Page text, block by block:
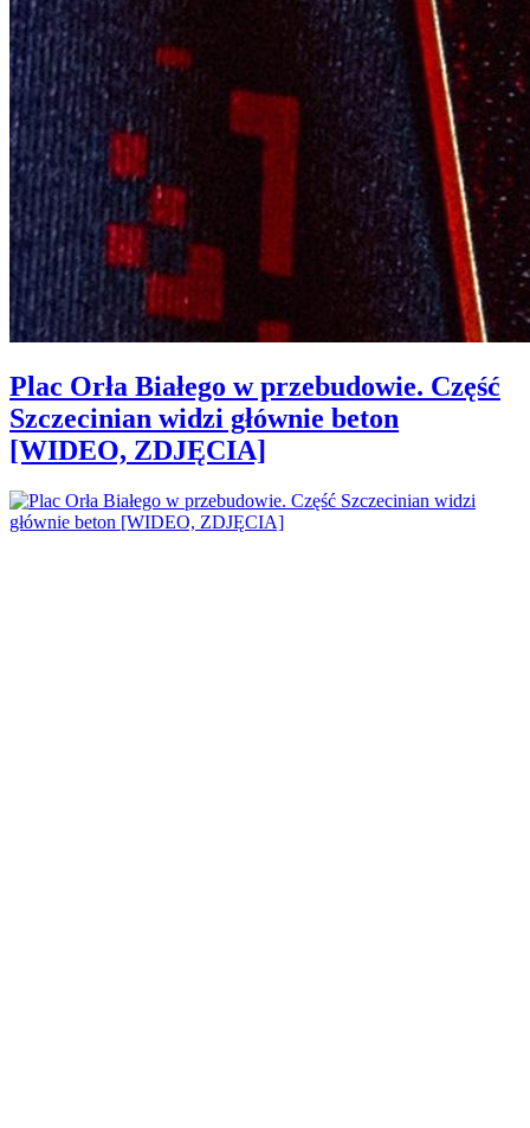
Plac Orła Białego w przebudowie. Część
Szczecinian widzi głównie beton
[WIDEO, ZDJĘCIA]